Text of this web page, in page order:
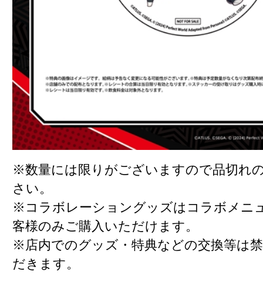
※数量には限りがございますので品切れ
さい。
※コラボレーショングッズはコラボメニ
客様のみご購入いただけます。
※店内でのグッズ・特典などの交換等は
だきます。